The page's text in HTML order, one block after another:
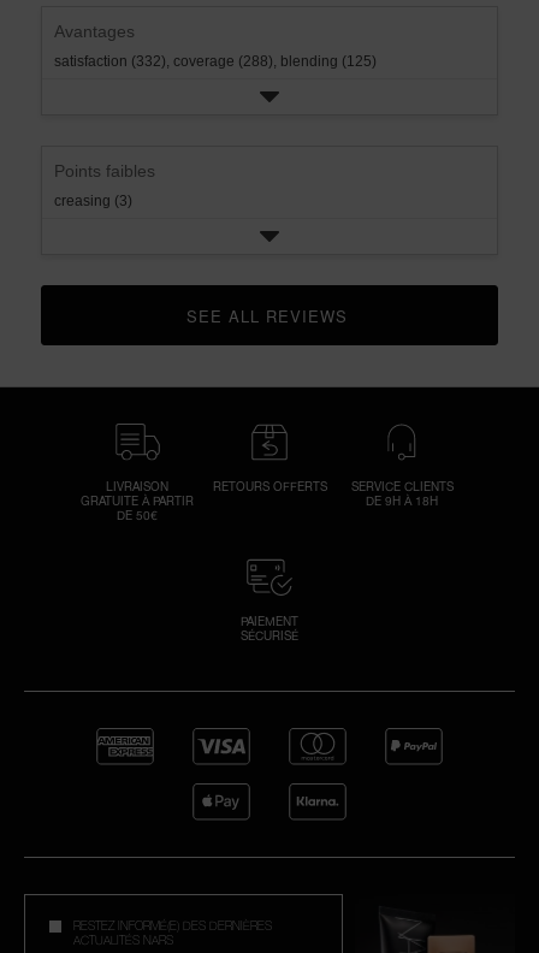
Avantages
satisfaction (332), coverage (288), blending (125)
Points faibles
creasing (3)
CLICK TO GO TO ALL REVIEWS
LIVRAISON
GRATUITE À PARTIR
DE 50€
RETOURS OFFERTS
SERVICE CLIENTS
DE 9H À 18H
PAIEMENT
SÉCURISÉ
RESTEZ INFORMÉ(E) DES DERNIÈRES
ACTUALITÉS NARS